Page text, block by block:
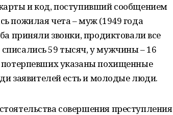
и код, поступивший сообщением
пожилая чета – муж (1949 года
приняли звонки, продиктовали все
59 тысяч, у мужчины – 16
потерпевших указаны похищенные
заявителей есть и молодые люди.
совершения преступления